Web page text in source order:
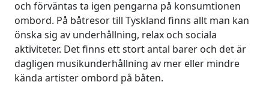
och förväntas ta igen pengarna på konsumtionen
ombord. På båtresor till Tyskland finns allt man kan
önska sig av underhållning, relax och sociala
aktiviteter. Det finns ett stort antal barer och det är
dagligen musikunderhållning av mer eller mindre
kända artister ombord på båten.